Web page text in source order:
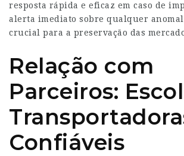
resposta rápida e eficaz em caso de
alerta imediato sobre qualquer
crucial para a preservação das
Relação com
Parceiros:
Confiáveis